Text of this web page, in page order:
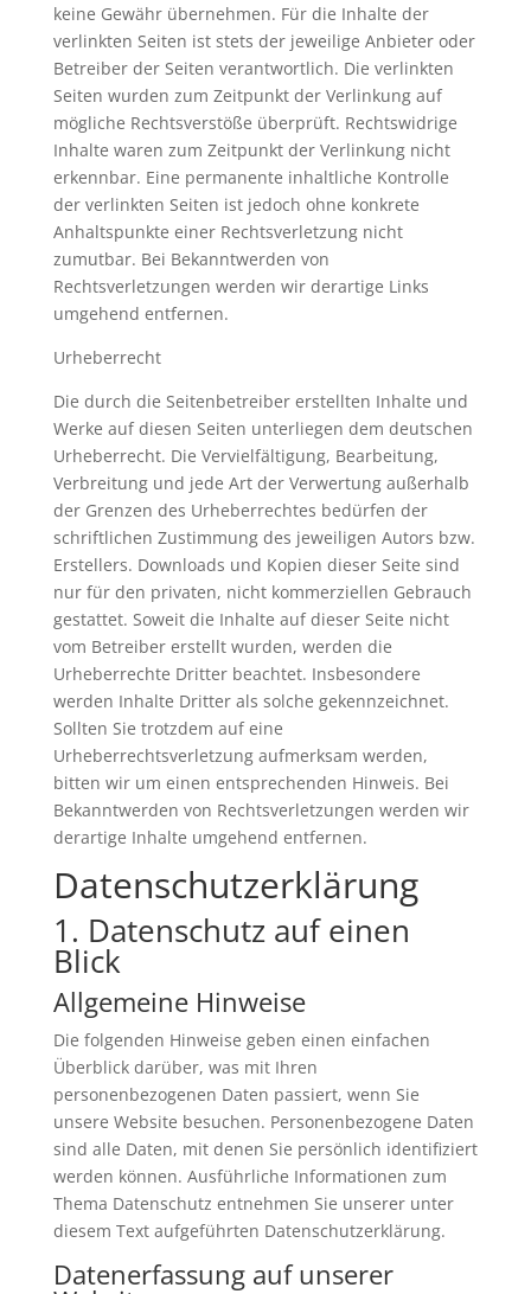
keine Gewähr übernehmen. Für die Inhalte der
verlinkten Seiten ist stets der jeweilige Anbieter oder
Betreiber der Seiten verantwortlich. Die verlinkten
Seiten wurden zum Zeitpunkt der Verlinkung auf
mögliche Rechtsverstöße überprüft. Rechtswidrige
Inhalte waren zum Zeitpunkt der Verlinkung nicht
erkennbar. Eine permanente inhaltliche Kontrolle
der verlinkten Seiten ist jedoch ohne konkrete
Anhaltspunkte einer Rechtsverletzung nicht
zumutbar. Bei Bekanntwerden von
Rechtsverletzungen werden wir derartige Links
umgehend entfernen.
Urheberrecht
Die durch die Seitenbetreiber erstellten Inhalte und
Werke auf diesen Seiten unterliegen dem deutschen
Urheberrecht. Die Vervielfältigung, Bearbeitung,
Verbreitung und jede Art der Verwertung außerhalb
der Grenzen des Urheberrechtes bedürfen der
schriftlichen Zustimmung des jeweiligen Autors bzw.
Erstellers. Downloads und Kopien dieser Seite sind
nur für den privaten, nicht kommerziellen Gebrauch
gestattet. Soweit die Inhalte auf dieser Seite nicht
vom Betreiber erstellt wurden, werden die
Urheberrechte Dritter beachtet. Insbesondere
werden Inhalte Dritter als solche gekennzeichnet.
Sollten Sie trotzdem auf eine
Urheberrechtsverletzung aufmerksam werden,
bitten wir um einen entsprechenden Hinweis. Bei
Bekanntwerden von Rechtsverletzungen werden wir
derartige Inhalte umgehend entfernen.
Datenschutzerklärung
1. Datenschutz auf einen
Blick
Allgemeine Hinweise
Die folgenden Hinweise geben einen einfachen
Überblick darüber, was mit Ihren
personenbezogenen Daten passiert, wenn Sie
unsere Website besuchen. Personenbezogene Daten
sind alle Daten, mit denen Sie persönlich identifiziert
werden können. Ausführliche Informationen zum
Thema Datenschutz entnehmen Sie unserer unter
diesem Text aufgeführten Datenschutzerklärung.
Datenerfassung auf unserer